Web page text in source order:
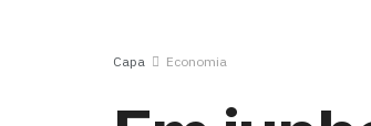
Capa Economia